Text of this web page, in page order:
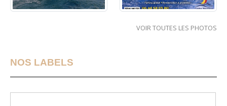
VOIR TOUTES LES PHOTOS
NOS LABELS